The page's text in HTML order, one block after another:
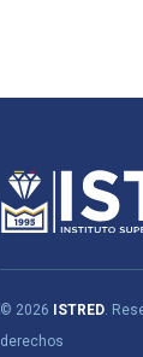
© 2026 ISTRED.
derechos